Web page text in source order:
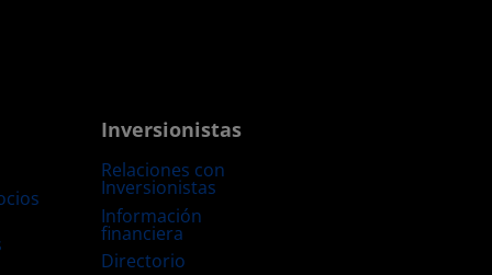
Inversionistas
Relaciones con
Inversionistas
Información
financiera
Directorio